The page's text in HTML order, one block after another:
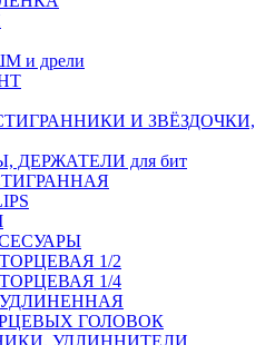
и дрели
И ЗВЁЗДОЧКИ,
ДЕРЖАТЕЛИ для бит
1/2
1/4
ГОЛОВОК
УДЛИННИТЕЛИ